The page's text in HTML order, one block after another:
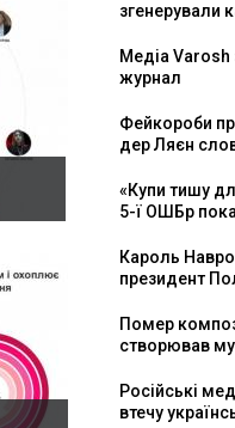
згенерували
Медіа Varosh
журнал
Фейкороби
дер Ляєн
«Купи тишу
5-ї ОШБр
Кароль
президент
Помер
створював
Російські
втечу